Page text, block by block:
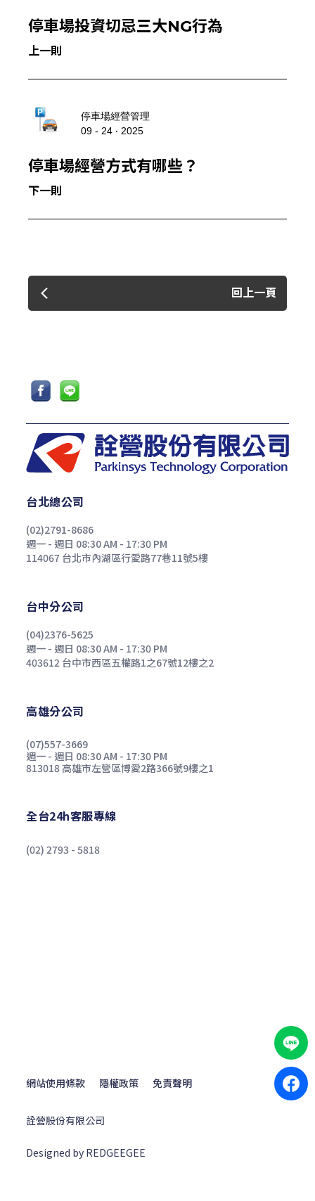
停車場投資切忌三大NG行為
上一則
停車場經營管理
09 - 24 ‧ 2025
停車場經營方式有哪些？
下一則
回上一頁
台北總公司
(02)2791-8686
週一 - 週日 08:30 AM - 17:30 PM
114067 台北市內湖區行愛路77巷11號5樓
台中分公司
(04)2376-5625
週一 - 週日 08:30 AM - 17:30 PM
403612 台中市西區五權路1之67號12樓之2
高雄分公司
(07)557-3669
週一 - 週日 08:30 AM - 17:30 PM
813018 高雄市左營區博愛2路366號9樓之1
全台24h客服專線
(02) 2793 - 5818
網站使用條款 隱權政策 免責聲明
詮營股份有限公司
Designed by REDGEEGEE